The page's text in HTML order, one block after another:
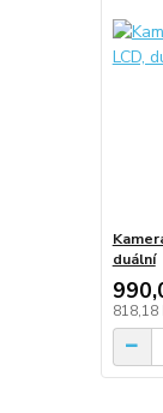
duální
818,18